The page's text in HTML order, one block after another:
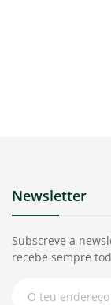
Newsletter
Subscreve a
recebe sempre